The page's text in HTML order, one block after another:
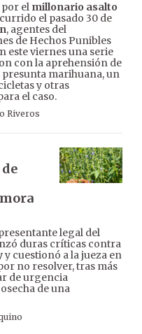
el millonario asalto
el pasado 30 de
, agentes del
de Hechos Punibles
este viernes una serie
con la aprehensión de
presunta marihuana, un
y otras
el caso.
Riveros
legal del
duras críticas contra
y cuestionó a la jueza en
no resolver, tras más
de urgencia
de una